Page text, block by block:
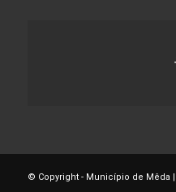
© Copyright - Município de Mêda